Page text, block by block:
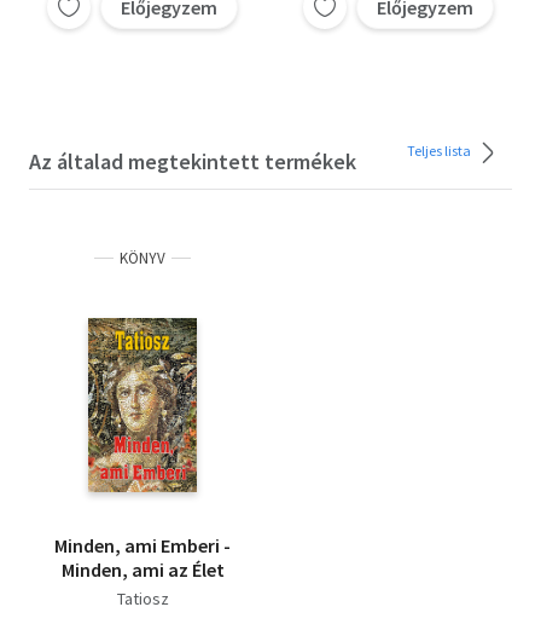
Előjegyzem Előjegyzem
Az általad megtekintett termékek Teljes lista
KÖNYV
Minden, ami Emberi -
Minden, ami az Élet
Tatiosz